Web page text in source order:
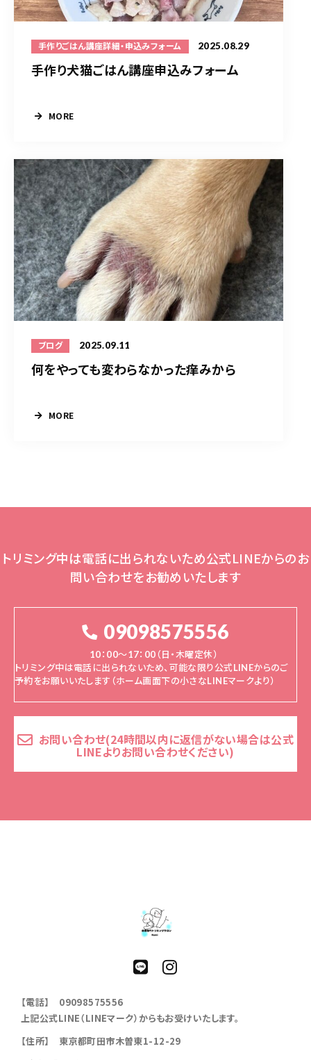
手作りごはん講座詳細・申込みフォーム 2025.08.29
手作り犬猫ごはん講座申込みフォーム
MORE
ブログ 2025.09.11
何をやっても変わらなかった痒みから
MORE
トリミング中は電話に出られないため公式LINEからのお
問い合わせをお勧めいたします
09098575556
10：00～17：00（日・木曜定休）
トリミング中は電話に出られないため、可能な限り公式LINEからのご
予約をお願いいたします（ホーム画面下の小さなLINEマークより）
お問い合わせ(24時間以内に返信がない場合は公式
LINEよりお問い合わせください)
【電話】 09098575556
上記公式LINE（LINEマーク）からもお受けいたします。
【住所】 東京都町田市木曽東1-12-29